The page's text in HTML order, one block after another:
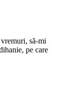
să-mi
pe care